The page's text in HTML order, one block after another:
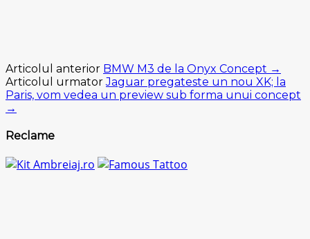
Articolul anterior BMW M3 de la Onyx Concept →
Articolul urmator Jaguar pregateste un nou XK; la
Paris, vom vedea un preview sub forma unui concept
→
Reclame